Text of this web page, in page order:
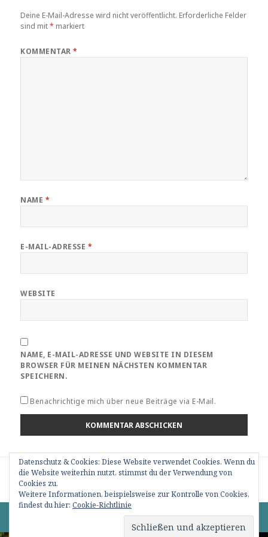
Deine E-Mail-Adresse wird nicht veröffentlicht. Erforderliche Felder
sind mit* markiert
KOMMENTAR*
NAME *
E-MAIL-ADRESSE *
WEBSITE
NAME, E-MAIL-ADRESSE UND WEBSITE IN DIESEM
BROWSER FÜR MEINEN NÄCHSTEN KOMMENTAR
SPEICHERN.
Benachrichtige mich über neue Beiträge via E-Mail.
Beitragsnavigation
VERÖFFENTLICHT IN
190424_6_Technik=Marius Vogel (3)
0 82 76 / 15 09
Datenschutz & Cookies: Diese Website verwendet Cookies. Wenn du
die Website weiterhin nutzt, stimmst du der Verwendung von
Cookies zu.
Weitere Informationen, beispielsweise zur Kontrolle von Cookies,
findest du hier: Cookie-Richtlinie